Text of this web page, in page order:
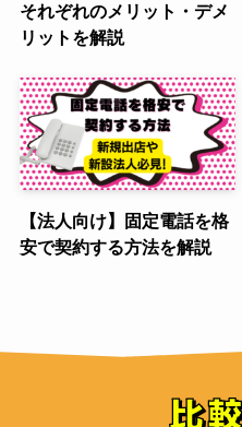
それぞれのメリット・デメ
リットを解説
【法人向け】固定電話を格
安で契約する方法を解説